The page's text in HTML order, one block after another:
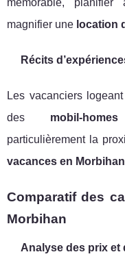
mémorable,
magnifier une location
Récits
Les vacanciers
des mobil-
particulièrement la
vacances en Morbihan
Comparatif des
Morbihan
Analyse des prix et